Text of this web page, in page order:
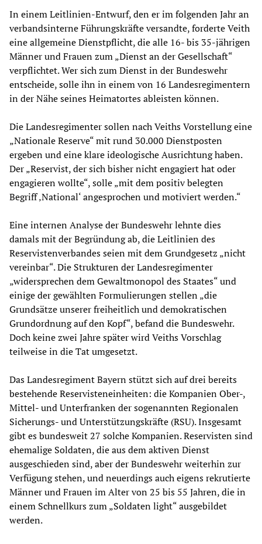
In einem Leitlinien-Entwurf, den er im folgenden Jahr an
verbandsinterne Führungskräfte versandte, forderte Veith
eine allgemeine Dienstpflicht, die alle 16- bis 35-jährigen
Männer und Frauen zum „Dienst an der Gesellschaft“
verpflichtet. Wer sich zum Dienst in der Bundeswehr
entscheide, solle ihn in einem von 16 Landesregimentern
in der Nähe seines Heimatortes ableisten können.
Die Landesregimenter sollen nach Veiths Vorstellung eine
„Nationale Reserve“ mit rund 30.000 Dienstposten
ergeben und eine klare ideologische Ausrichtung haben.
Der „Reservist, der sich bisher nicht engagiert hat oder
engagieren wollte“, solle „mit dem positiv belegten
Begriff ‚National‘ angesprochen und motiviert werden.“
Eine internen Analyse der Bundeswehr lehnte dies
damals mit der Begründung ab, die Leitlinien des
Reservistenverbandes seien mit dem Grundgesetz „nicht
vereinbar“. Die Strukturen der Landesregimenter
„widersprechen dem Gewaltmonopol des Staates“ und
einige der gewählten Formulierungen stellen „die
Grundsätze unserer freiheitlich und demokratischen
Grundordnung auf den Kopf“, befand die Bundeswehr.
Doch keine zwei Jahre später wird Veiths Vorschlag
teilweise in die Tat umgesetzt.
Das Landesregiment Bayern stützt sich auf drei bereits
bestehende Reservisteneinheiten: die Kompanien Ober-,
Mittel- und Unterfranken der sogenannten Regionalen
Sicherungs- und Unterstützungskräfte (RSU). Insgesamt
gibt es bundesweit 27 solche Kompanien. Reservisten sind
ehemalige Soldaten, die aus dem aktiven Dienst
ausgeschieden sind, aber der Bundeswehr weiterhin zur
Verfügung stehen, und neuerdings auch eigens rekrutierte
Männer und Frauen im Alter von 25 bis 55 Jahren, die in
einem Schnellkurs zum „Soldaten light“ ausgebildet
werden.